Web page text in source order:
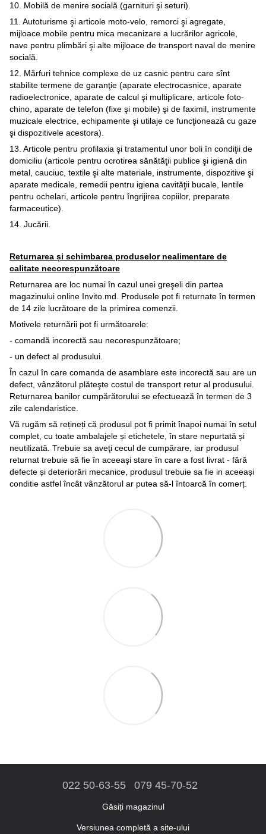
10. Mobilă de menire socială (garnituri şi seturi).
11. Autoturisme şi articole moto-velo, remorci şi agregate,
mijloace mobile pentru mica mecanizare a lucrărilor agricole,
nave pentru plimbări şi alte mijloace de transport naval de menire
socială.
12. Mărfuri tehnice complexe de uz casnic pentru care sînt
stabilite termene de garanţie (aparate electrocasnice, aparate
radioelectronice, aparate de calcul şi multiplicare, articole foto-
chino, aparate de telefon (fixe şi mobile) şi de faximil, instrumente
muzicale electrice, echipamente şi utilaje ce funcţionează cu gaze
şi dispozitivele acestora).
13. Articole pentru profilaxia şi tratamentul unor boli în condiţii de
domiciliu (articole pentru ocrotirea sănătăţii publice şi igienă din
metal, cauciuc, textile şi alte materiale, instrumente, dispozitive şi
aparate medicale, remedii pentru igiena cavităţii bucale, lentile
pentru ochelari, articole pentru îngrijirea copiilor, preparate
farmaceutice).
14. Jucării.
Returnarea și schimbarea produselor nealimentare de
calitate necorespunzătoare
Returnarea are loc numai în cazul unei greşeli din partea
magazinului online Invito.md. Produsele pot fi returnate în termen
de 14 zile lucrătoare de la primirea comenzii.
Motivele returnării pot fi următoarele:
- comandă incorectă sau necorespunzătoare;
- un defect al produsului.
În cazul în care comanda de asamblare este incorectă sau are un
defect, vânzătorul plăteşte costul de transport retur al produsului.
Returnarea banilor cumpărătorului se efectuează în termen de 3
zile calendaristice.
Vă rugăm să rețineți că produsul pot fi primit înapoi numai în setul
complet, cu toate ambalajele și etichetele, în stare nepurtată și
neutilizată. Trebuie sa aveţi cecul de cumpărare, iar produsul
returnat trebuie să fie în aceeaşi stare în care a fost livrat - fără
defecte și deteriorări mecanice, produsul trebuie sa fie in aceeași
conditie astfel încât vânzătorul ar putea să-l întoarcă în comerț.
022 50-63-55 079 45-70-52
Găsiți magazinul
Versiunea completă a site-ului